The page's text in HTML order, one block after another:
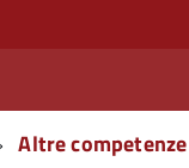
Altre competenze